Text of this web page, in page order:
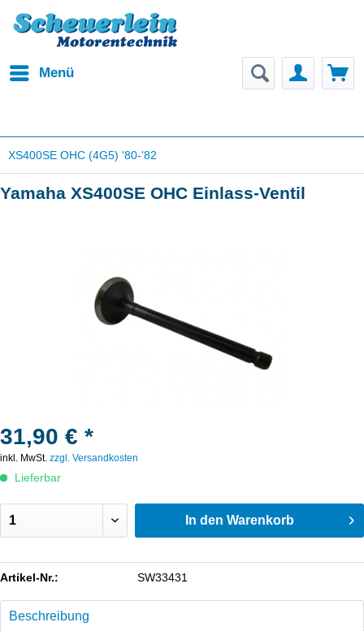
Menü
XS400SE OHC (4G5) '80-'82
Yamaha XS400SE OHC Einlass-Ventil
31,90 € *
inkl. MwSt. zzgl. Versandkosten
Lieferbar
In den Warenkorb
Artikel-Nr.: SW33431
Beschreibung